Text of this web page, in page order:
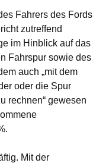
Fahrers des Fords
zutreffend
im Hinblick auf das
Fahrspur sowie des
auch „mit dem
oder die Spur
rechnen“ gewesen
Mit der